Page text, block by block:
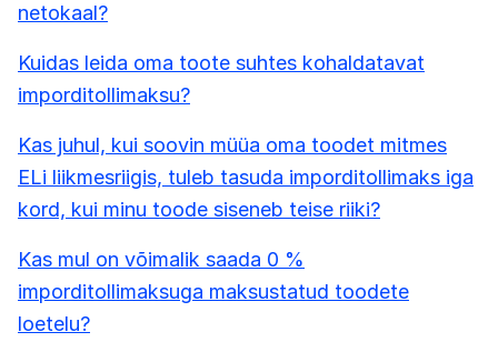
netokaal?
Kuidas leida oma toote suhtes kohaldatavat
imporditollimaksu?
Kas juhul, kui soovin müüa oma toodet mitmes
ELi liikmesriigis, tuleb tasuda imporditollimaks iga
kord, kui minu toode siseneb teise riiki?
Kas mul on võimalik saada 0 %
imporditollimaksuga maksustatud toodete
loetelu?